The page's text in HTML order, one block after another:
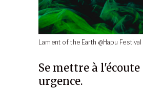
Lament of the Earth @Hapu
Se mettre à
urgence.